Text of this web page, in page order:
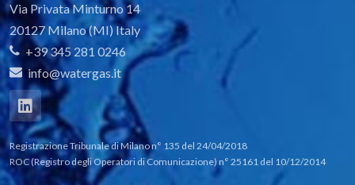
Via Privata Minturno 14
20127 Milano (MI) Italy
+39 345 281 0246
info@watergas.it
Registrazione Tribunale di Milano n° 135 del 24/04/2018
ROC (Registro degli Operatori di Comunicazione) n° 25161 del 10/12/2014